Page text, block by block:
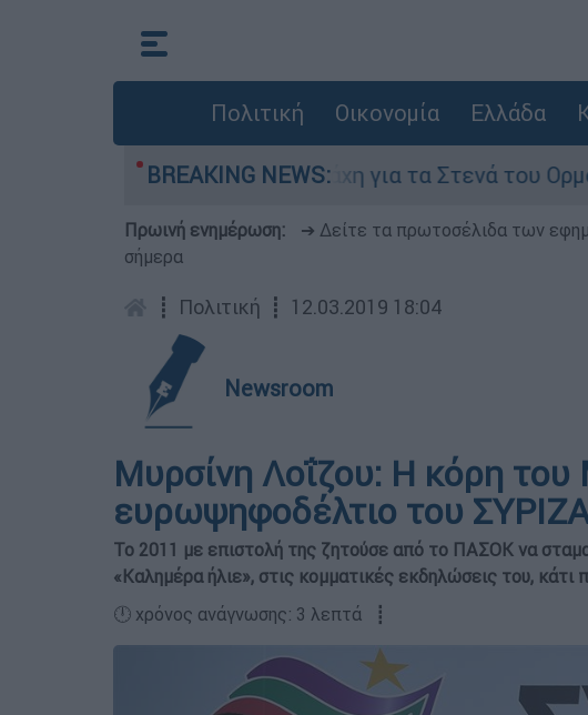
Πολιτική Οικονομία Ελλάδα
BREAKING NEWS:
Η μάχη για τα Στενά του Ορμούζ: Τι
Πρωινή ενημέρωση: ➔ Δείτε τα πρωτοσέλιδα των
σήμερα
┋ Πολιτική ┋ 12.03.2019 18:04
Newsroom
Μυρσίνη Λοΐζου: Η κόρη
ευρωψηφοδέλτιο του
Το 2011 με επιστολή της ζητούσε από το ΠΑΣΟΚ να
«Καλημέρα ήλιε», στις κομματικές εκδηλώσεις του, κάτι
🕛 χρόνος ανάγνωσης: 3 λεπτά ┋